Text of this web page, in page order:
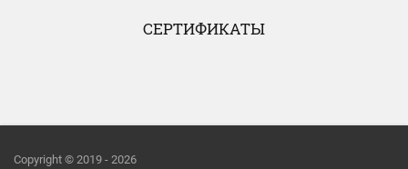
СЕРТИФИКАТЫ
Copyright © 2019 - 2026